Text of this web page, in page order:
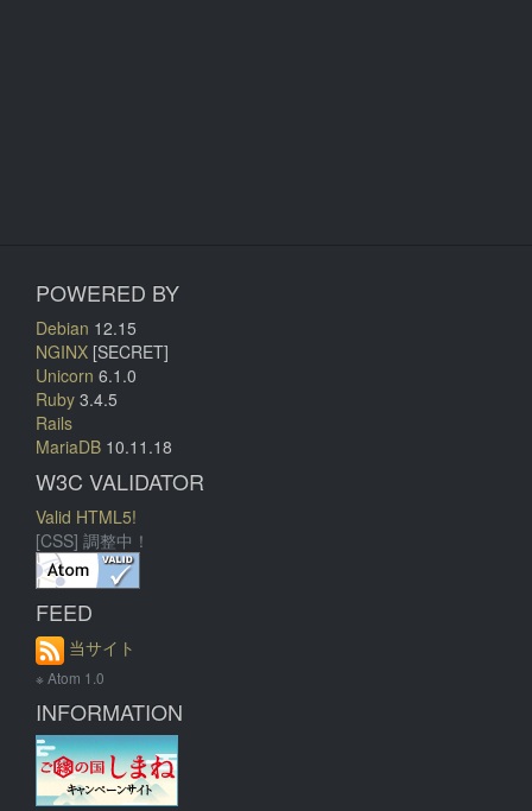
POWERED BY
Debian 12.15
NGINX [SECRET]
Unicorn 6.1.0
Ruby 3.4.5
Rails
MariaDB 10.11.18
W3C VALIDATOR
Valid HTML5!
[CSS] 調整中！
FEED
当サイト
※ Atom 1.0
INFORMATION